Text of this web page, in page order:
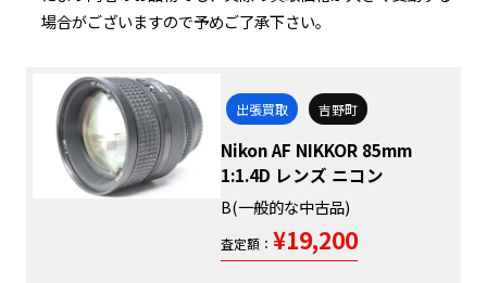
場合がございますので予めご了承下さい。
出張買取 吉野町
Nikon AF NIKKOR 85mm
1:1.4D レンズ ニコン
B(一般的な中古品)
査定額： ¥19,200